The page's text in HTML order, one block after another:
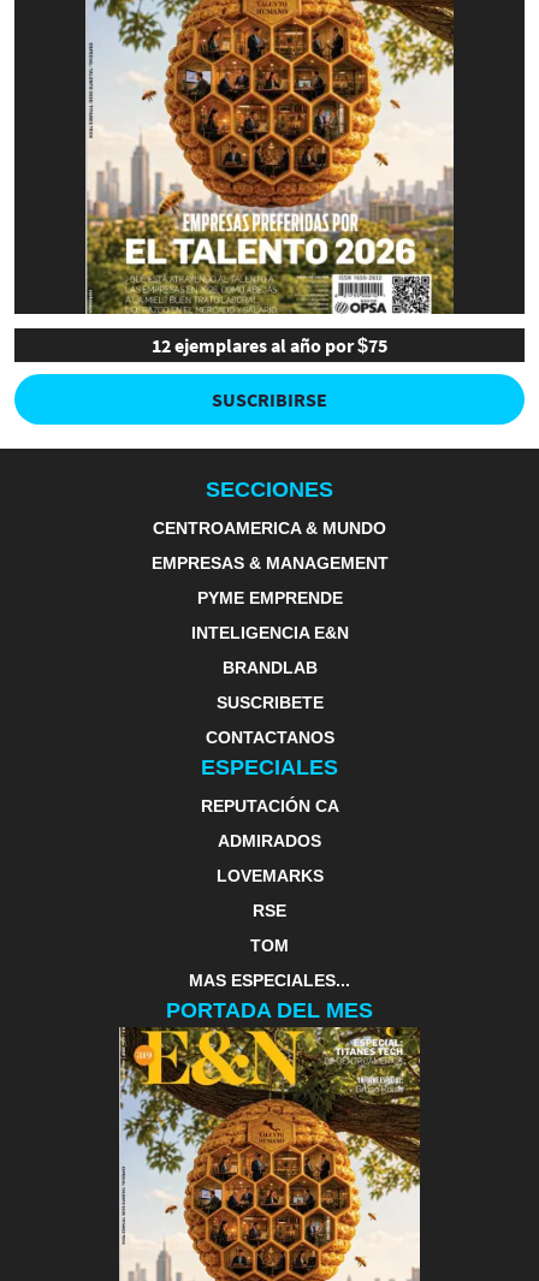
12 ejemplares al año por $75
SUSCRIBIRSE
SECCIONES
CENTROAMERICA & MUNDO
EMPRESAS & MANAGEMENT
PYME EMPRENDE
INTELIGENCIA E&N
BRANDLAB
SUSCRIBETE
CONTACTANOS
ESPECIALES
REPUTACIÓN CA
ADMIRADOS
LOVEMARKS
RSE
TOM
MAS ESPECIALES...
PORTADA DEL MES